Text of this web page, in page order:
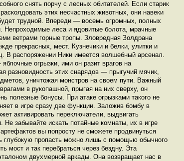
снять порчу с лесных обитателей. Если старик
этих несчастных животных, они навеки
трудной. Впереди — восемь огромных, полных
Непроходимые леса и ядовитые болота, мрачные
ветрами горные тропы. Зловредная Золдрана
прекрасных, мест. Кузнечики и белки, улитки и
В распоряжении Ники имеется волшебный арсенал.
огрызки, ими он разит врагов на
разновидность этих снарядов — прыгучий мячик,
уничтожая монстров на своем пути. Важный
в рукопашной, прыгая на них сверху, он
полезные бонусы. При атаке огрызками такого не
в игре сразу две функции. Заложив бомбу в
активировать переключатели, выдвигать
Не забывайте искать потайные комнаты, их в игре
вы попросту не сможете продвинуться
глубокую пропасть можно лишь с помощью обычного
мост и так перебраться через бездну. Эта
двухмерной аркады. Она возвращает нас в